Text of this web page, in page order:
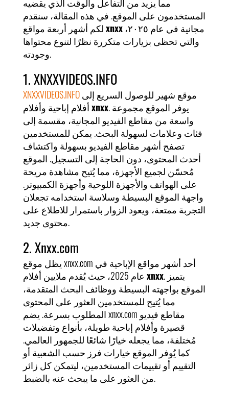
المستخدمون على الموقع. في هذه المقالة، سنقدم
xnxxمجانية في عام ٢٠٢٥،
والتي تحظى بزيارات متكررة نظرًا لتنوع محتواها
وجودته.
1. XNXXVIDEOS.INFO
XNXXVIDEOS.INFOموقع شهير للوصول السريع إلى
xnxx. يوفر الموقع مجموعة
واسعة من مقاطع الفيديو المجانية، مقسمة إلى
فئات وعلامات لسهولة البحث. يمكن للمستخدمين
تصفح أشهر مقاطع الفيديو بسهولة واكتشاف
أحدث المحتوى، دون الحاجة إلى التسجيل. الموقع
مُحسّن لجميع الأجهزة، مما يُتيح مشاهدة مريحة
على الهواتف والأجهزة اللوحية وأجهزة الكمبيوتر.
واجهة الموقع البسيطة وسلاسة استخدامه تجعلان
التجربة ممتعة، ويعود الزوار باستمرار للاطلاع على
محتوى جديد.
2. Xnxx.com
يظل موقع xnxx.com أحد أشهر مواقع الإباحية في
xnxx. يتميز
الموقع بواجهته البسيطة ووظائف البحث المتقدمة،
مما يُتيح للمستخدمين العثور على المحتوى
المطلوب بسرعة. يضم xnxx.com مقاطع فيديو
قصيرة وأفلام إباحية طويلة، بأنواع وتفضيلات
مُختلفة، مما يجعله خيارًا شائعًا للجمهور العالمي.
كما يُوفر الموقع خيارات فرز حسب الشعبية أو
التقييم أو تقييمات المستخدمين، ليتمكن كل زائر
من العثور على ما يبحث عنه بالضبط.